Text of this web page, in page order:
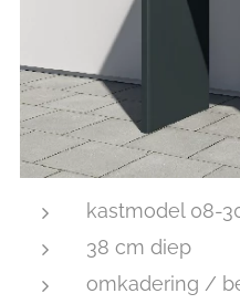
kastmodel 08-
38 cm diep
omkadering /